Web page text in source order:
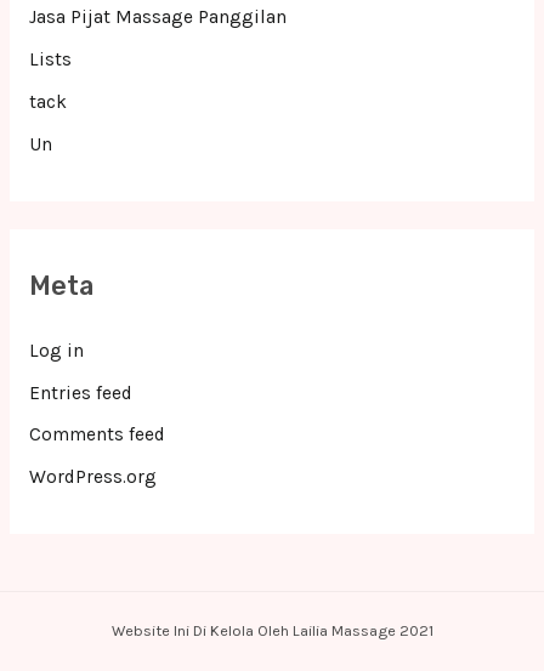
Jasa Pijat Massage Panggilan
Lists
tack
Un
Meta
Log in
Entries feed
Comments feed
WordPress.org
Website Ini Di Kelola Oleh Lailia Massage 2021